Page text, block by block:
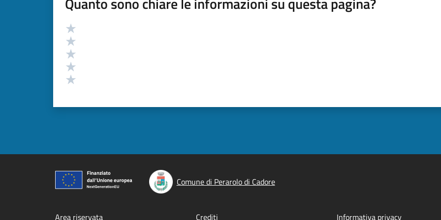
Valutazione
Comune di Perarolo di Cadore
Area riservata Crediti Informativa privacy